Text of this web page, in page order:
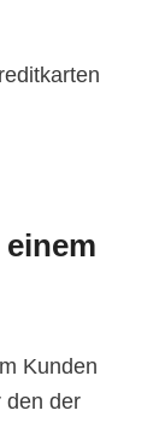
Kunden
den der